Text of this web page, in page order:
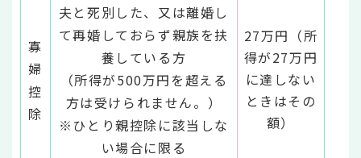
寡
婦
控
除
夫と死別した、又は離婚し
て再婚しておらず親族を扶
養している方
（所得が500万円を超える
方は受けられません。）
※ひとり親控除に該当しな
い場合に限る
27万円（所
得が27万円
に達しない
ときはその
額）